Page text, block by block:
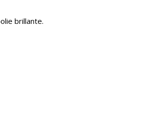
brillante.